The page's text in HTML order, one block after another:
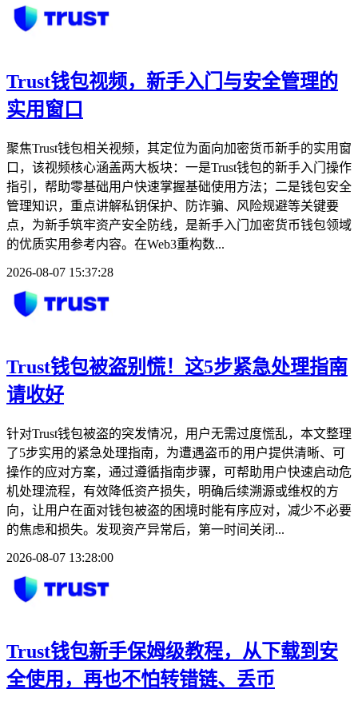
Trust钱包视频，新手入门与安全管理的
实用窗口
聚焦Trust钱包相关视频，其定位为面向加密货币新手的实用窗
口，该视频核心涵盖两大板块：一是Trust钱包的新手入门操作
指引，帮助零基础用户快速掌握基础使用方法；二是钱包安全
管理知识，重点讲解私钥保护、防诈骗、风险规避等关键要
点，为新手筑牢资产安全防线，是新手入门加密货币钱包领域
的优质实用参考内容。在Web3重构数...
2026-08-07 15:37:28
Trust钱包被盗别慌！这5步紧急处理指南
请收好
针对Trust钱包被盗的突发情况，用户无需过度慌乱，本文整理
了5步实用的紧急处理指南，为遭遇盗币的用户提供清晰、可
操作的应对方案，通过遵循指南步骤，可帮助用户快速启动危
机处理流程，有效降低资产损失，明确后续溯源或维权的方
向，让用户在面对钱包被盗的困境时能有序应对，减少不必要
的焦虑和损失。发现资产异常后，第一时间关闭...
2026-08-07 13:28:00
Trust钱包新手保姆级教程，从下载到安
全使用，再也不怕转错链、丢币